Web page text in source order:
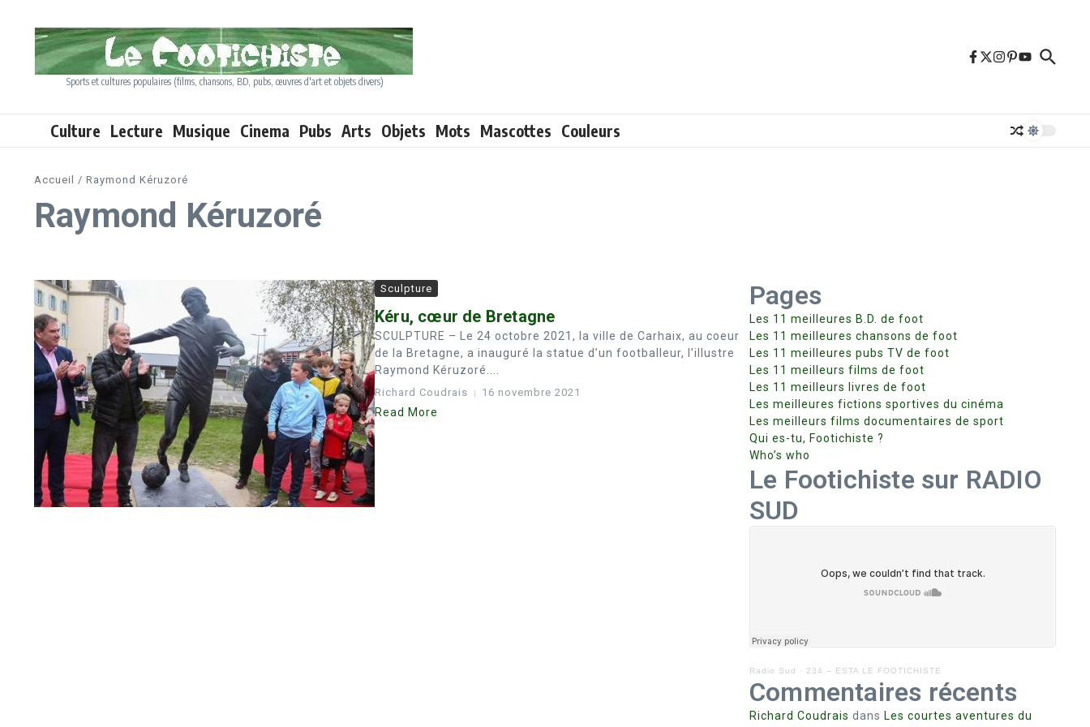
Sports et cultures populaires (films, chansons, BD, pubs, œuvres d'art et objets divers)
Culture Lecture Musique Cinema Pubs Arts Objets Mots Mascottes Couleurs
Accueil / Raymond Kéruzoré
Raymond Kéruzoré
Sculpture
Kéru, cœur de Bretagne
SCULPTURE – Le 24 octobre 2021, la ville de Carhaix, au coeur
de la Bretagne, a inauguré la statue d’un footballeur, l’illustre
Raymond Kéruzoré....
Richard Coudrais 16 novembre 2021
Read More
Pages
Les 11 meilleures B.D. de foot
Les 11 meilleures chansons de foot
Les 11 meilleures pubs TV de foot
Les 11 meilleurs films de foot
Les 11 meilleurs livres de foot
Les meilleures fictions sportives du cinéma
Les meilleurs films documentaires de sport
Qui es-tu, Footichiste ?
Who’s who
Le Footichiste sur RADIO
SUD
Radio Sud · 234 – ESTA LE FOOTICHISTE
Commentaires récents
Richard Coudrais dans Les courtes aventures du